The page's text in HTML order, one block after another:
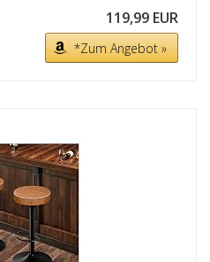
119,99 EUR
*Zum Angebot »